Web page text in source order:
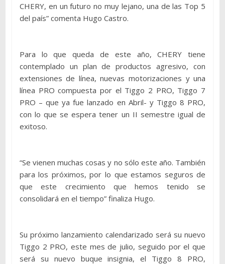
CHERY, en un futuro no muy lejano, una de las Top 5
del país” comenta Hugo Castro.
Para lo que queda de este año, CHERY tiene
contemplado un plan de productos agresivo, con
extensiones de línea, nuevas motorizaciones y una
línea PRO compuesta por el Tiggo 2 PRO, Tiggo 7
PRO – que ya fue lanzado en Abril- y Tiggo 8 PRO,
con lo que se espera tener un II semestre igual de
exitoso.
“Se vienen muchas cosas y no sólo este año. También
para los próximos, por lo que estamos seguros de
que este crecimiento que hemos tenido se
consolidará en el tiempo” finaliza Hugo.
Su próximo lanzamiento calendarizado será su nuevo
Tiggo 2 PRO, este mes de julio, seguido por el que
será su nuevo buque insignia, el Tiggo 8 PRO,